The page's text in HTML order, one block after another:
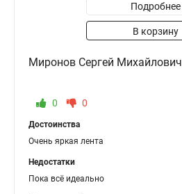
Подробнее
В корзину
Миронов Сергей Михайлович
0 0
Достоинства
Очень яркая лента
Недостатки
Пока всё идеально